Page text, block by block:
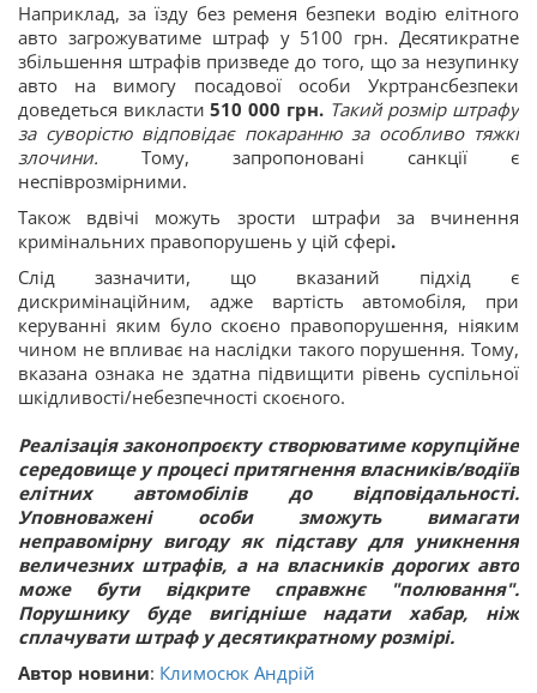
Наприклад, за їзду без ременя безпеки водію елітного
авто загрожуватиме штраф у 5100 грн. Десятикратне
збільшення штрафів призведе до того, що за незупинку
авто на вимогу посадової особи Укртрансбезпеки
доведеться викласти 510 000 грн. Такий розмір штрафу
за суворістю відповідає покаранню за особливо тяжкі
злочини. Тому, запропоновані санкції є
неспіврозмірними.
Також вдвічі можуть зрости штрафи за вчинення
кримінальних правопорушень у цій сфері.
Слід зазначити, що вказаний підхід є
дискримінаційним, адже вартість автомобіля, при
керуванні яким було скоєно правопорушення, ніяким
чином не впливає на наслідки такого порушення. Тому,
вказана ознака не здатна підвищити рівень суспільної
шкідливості/небезпечності скоєного.
Реалізація законопроєкту створюватиме корупційне
середовище у процесі притягнення власників/водіїв
елітних автомобілів до відповідальності.
Уповноважені особи зможуть вимагати
неправомірну вигоду як підставу для уникнення
величезних штрафів, а на власників дорогих авто
може бути відкрите справжнє "полювання".
Порушнику буде вигідніше надати хабар, ніж
сплачувати штраф у десятикратному розмірі.
Автор новини: Климосюк Андрій